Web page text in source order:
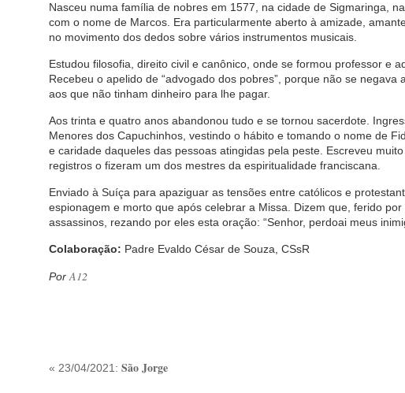
Nasceu numa família de nobres em 1577, na cidade de Sigmaringa,
com o nome de Marcos. Era particularmente aberto à amizade,
no movimento dos dedos sobre vários instrumentos musicais.
Estudou filosofia, direito civil e canônico, onde se formou professor e
Recebeu o apelido de “advogado dos pobres”, porque não se negava
aos que não tinham dinheiro para lhe pagar.
Aos trinta e quatro anos abandonou tudo e se tornou sacerdote.
Menores dos Capuchinhos, vestindo o hábito e tomando o nome de
e caridade daqueles das pessoas atingidas pela peste. Escreveu
registros o fizeram um dos mestres da espiritualidade franciscana.
Enviado à Suíça para apaziguar as tensões entre católicos e
espionagem e morto que após celebrar a Missa. Dizem que, ferido
assassinos, rezando por eles esta oração: “Senhor, perdoai meus
Colaboração: Padre Evaldo César de Souza, CSsR
Por A12
« 23/04/2021: São Jorge